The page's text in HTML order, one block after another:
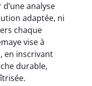
analyse
adaptée, ni
chaque
vise à
en inscrivant
durable,